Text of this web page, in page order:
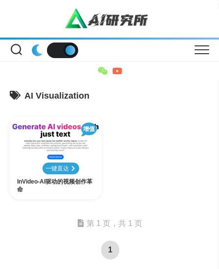
AI Visualization
增值
一键直达
InVideo-AI驱动的视频创作革
命
第 1 页，共 1 页
1